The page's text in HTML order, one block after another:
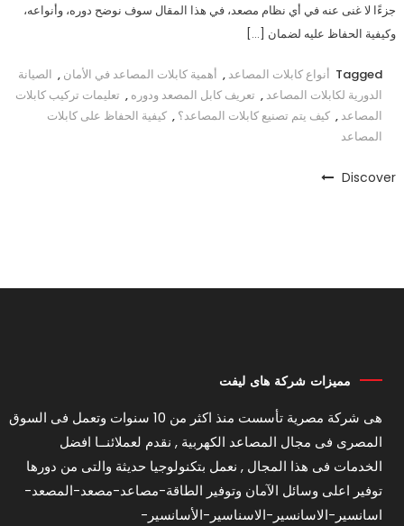
جزءًا لا غنى عنه في أي نظام مصعد، في هذا المقال سوف نوضح دوره، وأنواعه،
وكيفية الحفاظ عليه لضمان […]
Tagged أنواع كابلات المصاعد , أهمية كابلات المصاعد في الأمان , الصيانة
الدورية لكابلات المصاعد , تعريف كابل المصعد ودوره , تعليمات تركيب كابلات
المصاعد , كيف يتم تصنيع كابلات المصاعد؟ , كيفية الحفاظ على كابلات
المصاعد
Discover
مميزات شركة هاى ليفت
هى شركة مصرية تأسست منذ اكثر من 10 سنوات وتعمل فى السوق
المصرى فى مجال المصاعد الكهربية , نقدم لعملائنــا افضل
الخدمات فى هذا المجال , نعمل بتكنولوجيا حديثة والتى من دورها
توفير اعلى وسائل الآمان وتوفير الطاقة-مصاعد-مصعد-المصعد-
اسانسير-الاسانسير-الاسناسير-الأسانسير-